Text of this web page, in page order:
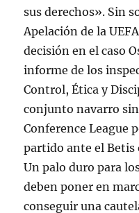
sus derechos». Sin
Apelación de la
decisión en el caso
informe de los
Control, Ética y
conjunto navarro
Conference League
partido ante el Betis
Un palo duro para
deben poner en
conseguir una